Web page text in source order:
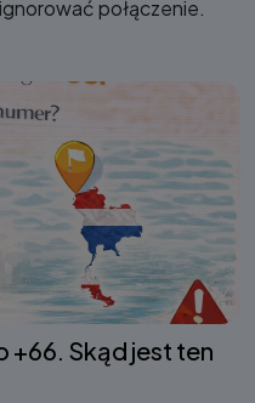
połączenie.
+66. Skąd jest ten